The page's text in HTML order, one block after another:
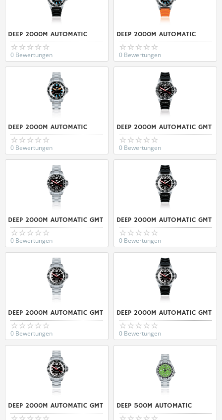
DEEP 2000M AUTOMATIC
0 Bewertungen
DEEP 2000M AUTOMATIC
0 Bewertungen
DEEP 2000M AUTOMATIC
0 Bewertungen
DEEP 2000M AUTOMATIC GMT
0 Bewertungen
DEEP 2000M AUTOMATIC GMT
0 Bewertungen
DEEP 2000M AUTOMATIC GMT
0 Bewertungen
DEEP 2000M AUTOMATIC GMT
0 Bewertungen
DEEP 2000M AUTOMATIC GMT
0 Bewertungen
DEEP 2000M AUTOMATIC GMT DEEP 500M AUTOMATIC